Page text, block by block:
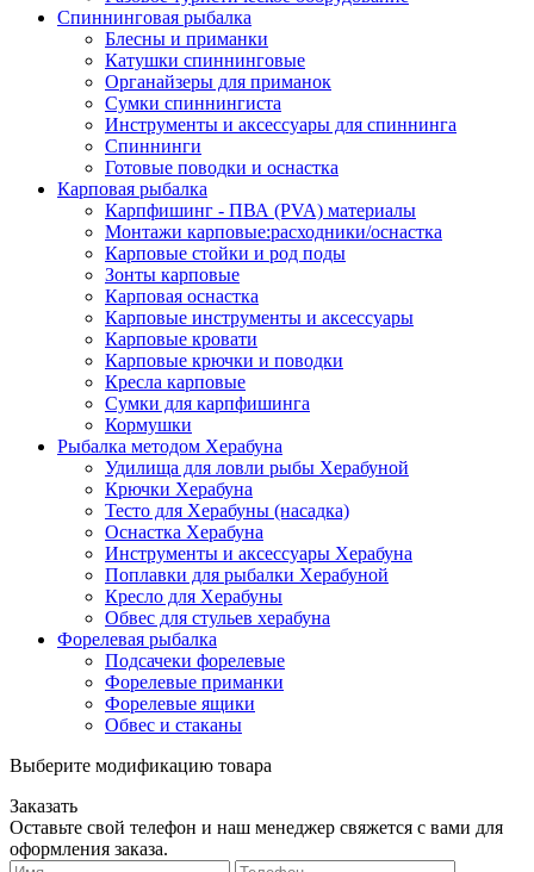
Спиннинговая рыбалка
Блесны и приманки
Катушки спиннинговые
Органайзеры для приманок
Сумки спиннингиста
Инструменты и аксессуары для спиннинга
Спиннинги
Готовые поводки и оснастка
Карповая рыбалка
Карпфишинг - ПВА (PVA) материалы
Монтажи карповые:расходники/оснастка
Карповые стойки и род поды
Зонты карповые
Карповая оснастка
Карповые инструменты и аксессуары
Карповые кровати
Карповые крючки и поводки
Кресла карповые
Сумки для карпфишинга
Кормушки
Рыбалка методом Херабуна
Удилища для ловли рыбы Херабуной
Крючки Херабуна
Тесто для Херабуны (насадка)
Оснастка Херабуна
Инструменты и аксессуары Херабуна
Поплавки для рыбалки Херабуной
Кресло для Херабуны
Обвес для стульев херабуна
Форелевая рыбалка
Подсачеки форелевые
Форелевые приманки
Форелевые ящики
Обвес и стаканы
Выберите модификацию товара
Заказать
Оставьте свой телефон и наш менеджер свяжется с вами для
оформления заказа.